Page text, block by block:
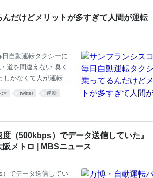
だけどメリットが多すぎて人間が運転
自動運転タクシーに
道を間違えない 臭く
かなくて人が運転す
19:02:39 𝑭𝒂𝒍𝒄𝒐𝒏 @m
dRs5a0yuOB 2023-0
活 twitter 運転
（500kbps）でデータ送信していた』
メトロ | MBSニュース
でデータ送信してい